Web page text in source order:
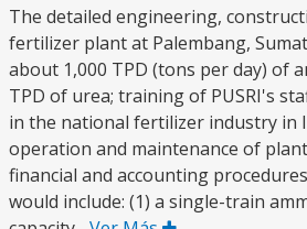
The detailed engineering,
fertilizer plant at Palembang,
about 1,000 TPD (tons per day) of
TPD of urea; training of PUSRI's
in the national fertilizer industry in
operation and maintenance of
financial and accounting
would include: (1) a single-train